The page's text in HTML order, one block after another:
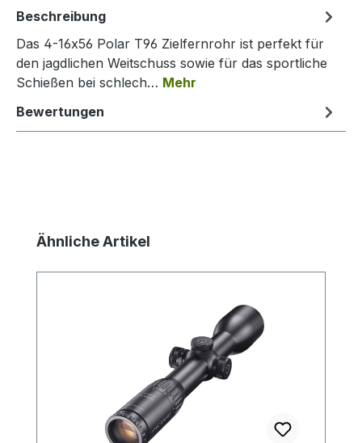
Beschreibung
Das 4-16x56 Polar T96 Zielfernrohr ist perfekt für
den jagdlichen Weitschuss sowie für das sportliche
Schießen bei schlech… Mehr
Bewertungen
Produktgalerie überspringen
Ähnliche Artikel